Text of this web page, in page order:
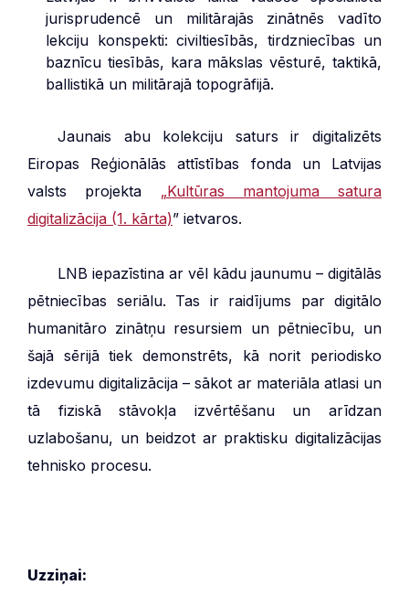
jurisprudencē un militārajās zinātnēs vadīto
lekciju konspekti: civiltiesībās, tirdzniecības un
baznīcu tiesībās, kara mākslas vēsturē, taktikā,
ballistikā un militārajā topogrāfijā.
Jaunais abu kolekciju saturs ir digitalizēts
Eiropas Reģionālās attīstības fonda un Latvijas
valsts projekta „Kultūras mantojuma satura
digitalizācija (1. kārta)” ietvaros.
LNB iepazīstina ar vēl kādu jaunumu – digitālās
pētniecības seriālu. Tas ir raidījums par digitālo
humanitāro zinātņu resursiem un pētniecību, un
šajā sērijā tiek demonstrēts, kā norit periodisko
izdevumu digitalizācija – sākot ar materiāla atlasi un
tā fiziskā stāvokļa izvērtēšanu un arīdzan
uzlabošanu, un beidzot ar praktisku digitalizācijas
tehnisko procesu.
Uzziņai: